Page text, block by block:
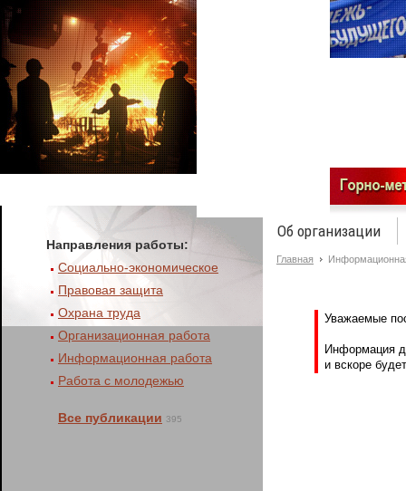
Направления работы:
Социально-экономическое
Правовая защита
Охрана труда
Организационная работа
Информационная работа
Работа с молодежью
Все публикации 395
Об организации
Главная
Уважаемые
Информация
и вскоре